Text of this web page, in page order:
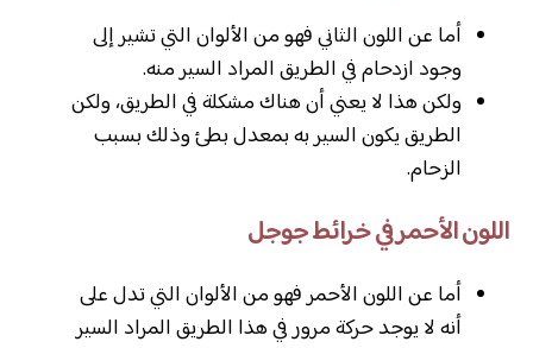
أما عن اللون الثاني فهو من الألوان التي تشير إلى
وجود ازدحام في الطريق المراد السير منه.
ولكن هذا لا يعني أن هناك مشكلة في الطريق، ولكن
الطريق يكون السير به بمعدل بطئ وذلك بسبب
الزحام.
اللون الأحمر في خرائط جوجل
أما عن اللون الأحمر فهو من الألوان التي تدل على
أنه لا يوجد حركة مرور في هذا الطريق المراد السير